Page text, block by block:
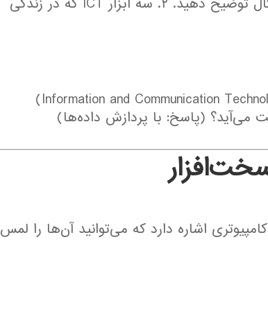
۱. تفاوت بین داده و اطلاعات را با یک مثال توضیح دهید. ۲. سه ابزار ICT که در زندگی
اشاره دارد که می‌توانید آن‌ها را لمس